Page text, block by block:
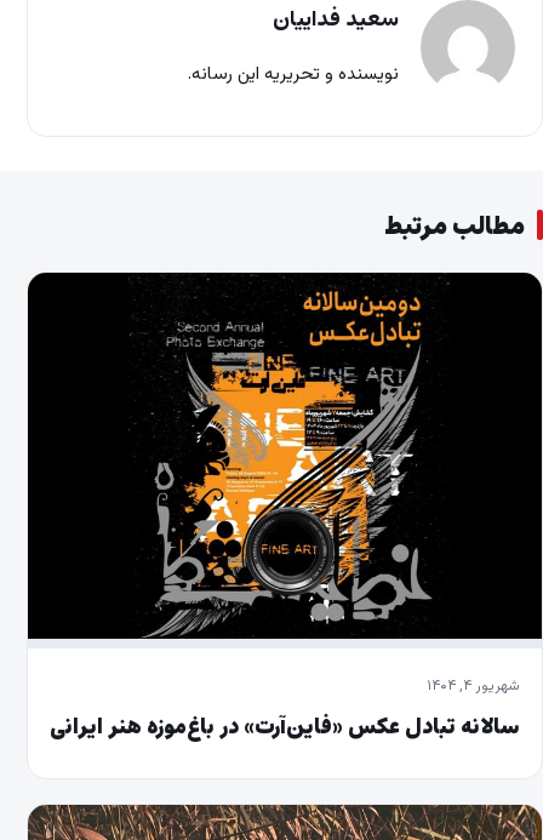
سعید فداییان
نویسنده و تحریریه این رسانه.
مطالب مرتبط
شهریور ۴, ۱۴۰۴
سالانه تبادل عکس «فاین‌آرت» در باغ‌موزه‌ هنر ایرانی